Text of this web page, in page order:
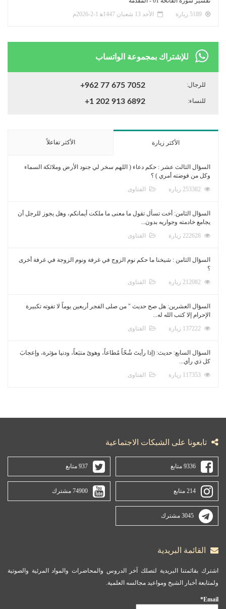
الأحد 13 شعبان 1447ﻫ 1-2-2026م
للإشتراك بمجموعة الواتساب
للرجال: +962 77 675 7052
للنساء: +1 202 913 6892
الأكثر زيارة الأكثر تفاعلاً
السؤال الثالث عشر : حكم دعاء ( اللهم سخر لي جنود الأرض وملائكة السماء
وكل من فوضته أمري ) ؟
الفتاوى
السؤال الثامن: أخت تسأل تقول ما معنى ما ملكت أيمانكم، وهل يجوز للرجل أن
يجامع خادمته وجواريه بدون...
الفتاوى
السؤال الثامن : شيخنا ما حكم نوم الزوج في غرفة ونوم الزوجة في غرفة أخرى
؟
الفتاوى
السؤال العشرين: هل صح حديث " من صلى الفجر أربعين يوماً لا تفوته تكبيرة
الإحرام إلا كتب الله له...
الفتاوى
السؤال السابع: حديث: (إذا رأيتَ شُحّاً مُطاعاً، وهوىً متبَعاً، ودنيا مؤثرة، وإعجابَ
كل ذي رأي...
الفتاوى
تابعونا على الشبكات الاجتماعية
9336 متابع 937 متابع
214 متابع 74900 مشترك
3045 مشترك
القائمة البريدية
اشترك بقائمتنا البريدية لتصلك آخر الدروس والمحاضرات والمواد المرئية والصوتية
ولمتابعة أخبار الشيخ ومواعيد مجالسه العلمية.
Email*